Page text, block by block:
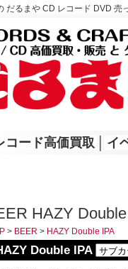
だるまや CD レコード DVD
コード高価買取 イ
HAZY
> BEER > HAZY Double IPA
Double IPA